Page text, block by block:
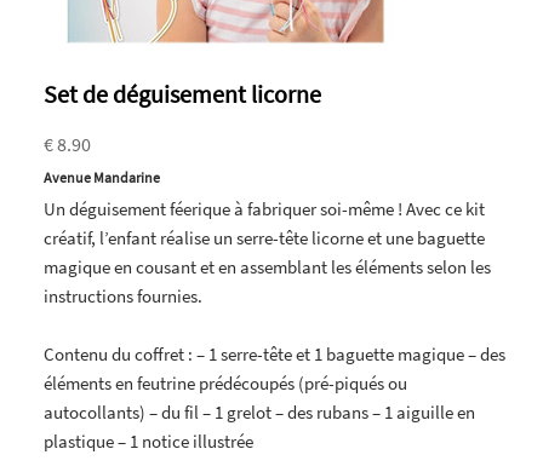
Set de déguisement licorne
€ 8.90
Avenue Mandarine
Un déguisement féerique à fabriquer soi-même ! Avec ce kit
créatif, l’enfant réalise un serre-tête licorne et une baguette
magique en cousant et en assemblant les éléments selon les
instructions fournies.
Contenu du coffret : – 1 serre-tête et 1 baguette magique – des
éléments en feutrine prédécoupés (pré-piqués ou
autocollants) – du fil – 1 grelot – des rubans – 1 aiguille en
plastique – 1 notice illustrée